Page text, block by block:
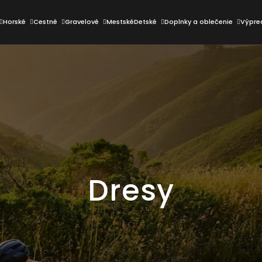
Horské Cestné Gravelové MestskéDetské Doplnky a oblečenie
Dresy
Odporúčame